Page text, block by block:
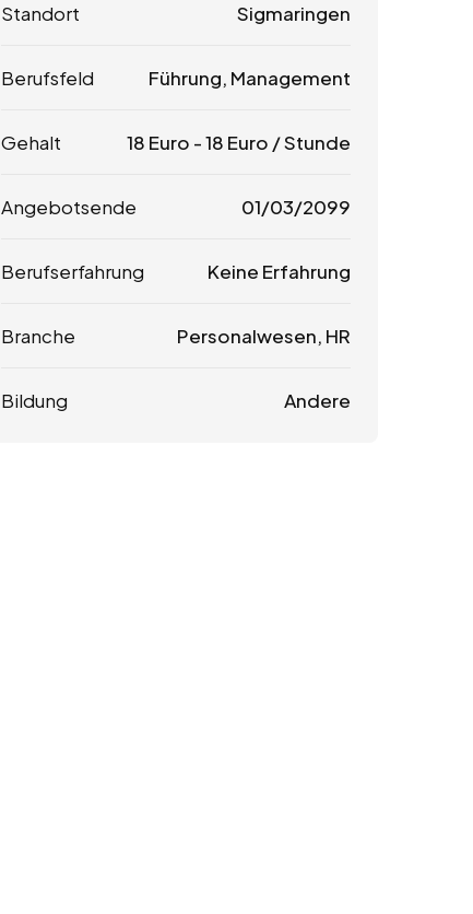
Standort Sigmaringen
Berufsfeld Führung, Management
Gehalt 18 Euro -18 Euro / Stunde
Angebotsende 01/03/2099
Berufserfahrung Keine Erfahrung
Branche Personalwesen, HR
Bildung Andere